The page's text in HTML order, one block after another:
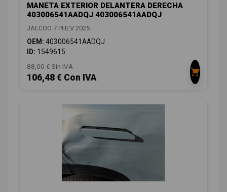
MANETA EXTERIOR DELANTERA DERECHA
403006541AADQJ 403006541AADQJ
JAECOO 7 PHEV 2025
OEM: 403006541AADQJ
ID: 1549615
88,00 € Sin IVA
106,48 € Con IVA